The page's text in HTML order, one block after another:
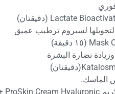
ﻟﺘﺤﻮﻳﻠﻬﺎ ﻟﺴﻴﺮوم ﺗﺮﻃﻴﺐ ﻋﻤﻴﻖ
ﻧﻀﺎرة اﻟﺒﺸﺮة
اﻟﻤﺎﺳﻚ.